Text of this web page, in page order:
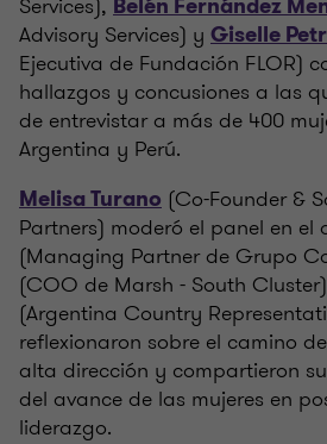
Belén Fernández
Advisory Services) y Giselle
Ejecutiva de Fundación FLOR)
hallazgos y concusiones a las
de entrevistar a más de 400
Argentina y Perú.
Melisa Turano (Co-Founder &
Partners) moderó el panel en el
(Managing Partner de Grupo
(COO de Marsh - South
(Argentina Country
reflexionaron sobre el camino
alta dirección y compartieron
del avance de las mujeres en
liderazgo.